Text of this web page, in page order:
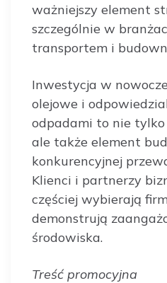
ważniejszy element
szczególnie w
transportem i
Inwestycja w
olejowe i
odpadami to nie
ale także element
konkurencyjnej
Klienci i partnerzy
częściej wybierają
demonstrują
środowiska.
Treść promocyjna